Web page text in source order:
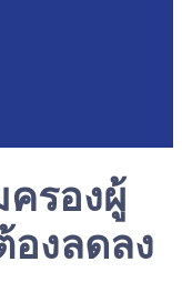
ครองผู้
องลดลง